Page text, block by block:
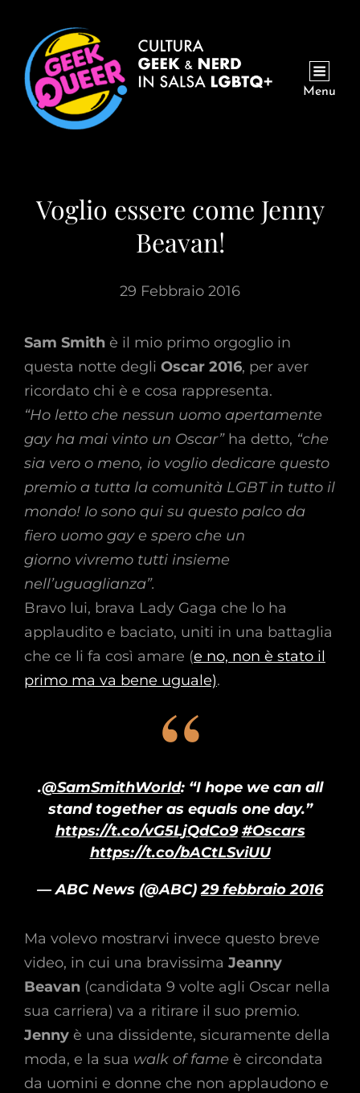
Menu
Voglio essere come Jenny
Beavan!
29 Febbraio 2016
Sam Smith è il mio primo orgoglio in
questa notte degli Oscar 2016, per aver
ricordato chi è e cosa rappresenta.
“Ho letto che nessun uomo apertamente
gay ha mai vinto un Oscar”ha detto, “che
sia vero o meno, io voglio dedicare questo
premio a tutta la comunità LGBT in tutto il
mondo! Io sono qui su questo palco da
fiero uomo gay e spero che un
giorno vivremo tutti insieme
nell’uguaglianza”.
Bravo lui, brava Lady Gaga che lo ha
applaudito e baciato, uniti in una battaglia
che ce li fa così amare (e no, non è stato il
primo ma va bene uguale).
.@SamSmithWorld: “I hope we can all
stand together as equals one day.”
https://t.co/vG5LjQdCo9 #Oscars
https://t.co/bACtLSviUU
— ABC News (@ABC)29 febbraio 2016
Ma volevo mostrarvi invece questo breve
video, in cui una bravissima Jeanny
Beavan (candidata 9 volte agli Oscar nella
sua carriera) va a ritirare il suo premio.
Jenny è una dissidente, sicuramente della
moda, e la sua walk of fame è circondata
da uomini e donne che non applaudono e